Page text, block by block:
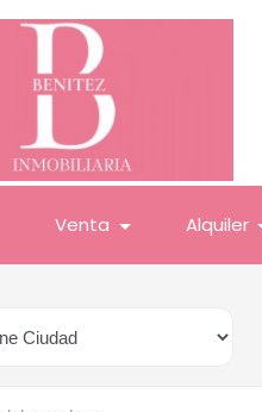
Venta Alquiler